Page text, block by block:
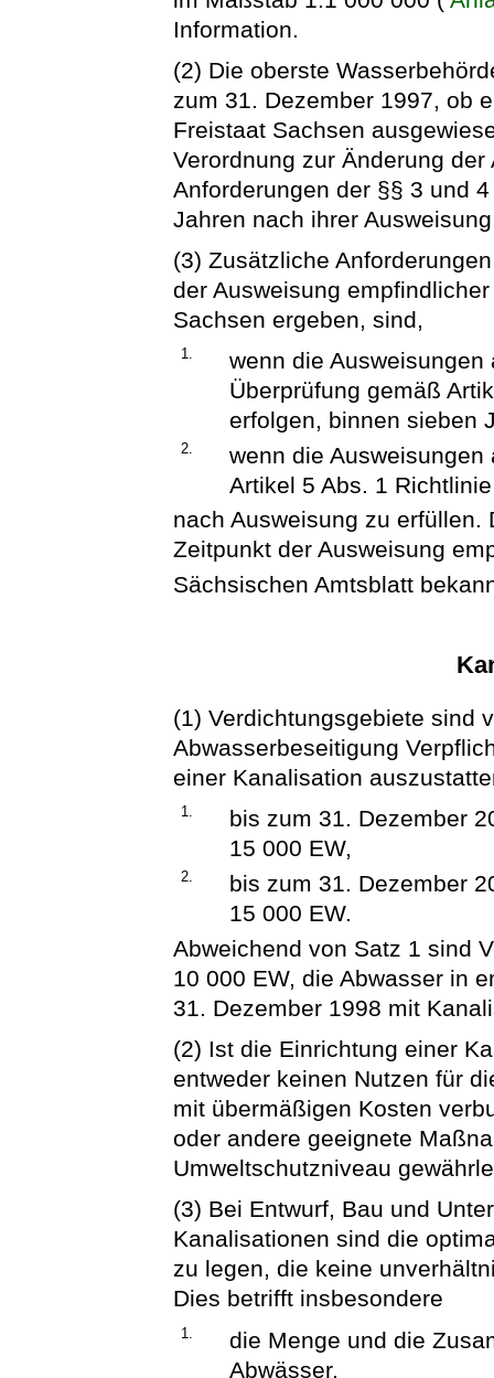
Information.
(2) Die oberste
zum 31. Dezember 1997, ob
Freistaat Sachsen
Verordnung zur Änderung
Anforderungen der §§ 3 und
Jahren nach ihrer
(3) Zusätzliche
der Ausweisung
Sachsen ergeben, sind,
1.
wenn die
Überprüfung gemäß
erfolgen, binnen sieben
2.
wenn die
Artikel 5 Abs. 1
nach Ausweisung zu erfüllen.
Zeitpunkt der Ausweisung
Sächsischen Amtsblatt
(1) Verdichtungsgebiete sind
Abwasserbeseitigung
einer Kanalisation
1.
bis zum 31. Dezember
15 000 EW,
2.
bis zum 31. Dezember
15 000 EW.
Abweichend von Satz 1 sind
10 000 EW, die Abwasser in
31. Dezember 1998 mit
(2) Ist die Einrichtung einer
entweder keinen Nutzen für
mit übermäßigen Kosten
oder andere geeignete
Umweltschutzniveau
(3) Bei Entwurf, Bau und
Kanalisationen sind die
zu legen, die keine
Dies betrifft insbesondere
1.
die Menge und die
Abwässer,